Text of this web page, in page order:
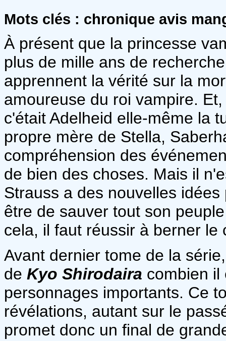
Mots clés : chronique avis
À présent que la princesse
plus de mille ans de
apprennent la vérité sur la
amoureuse du roi vampire.
c'était Adelheid elle-même la
propre mère de Stella,
compréhension des
de bien des choses. Mais il
Strauss a des nouvelles
être de sauver tout son
cela, il faut réussir à berner le
Avant dernier tome de la
de Kyo Shirodaira combien il
personnages importants. Ce
révélations, autant sur le
promet donc un final de